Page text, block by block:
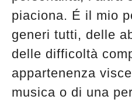
piaciona. É il mio
generi tutti, delle
delle difficoltà
appartenenza
musica o di una